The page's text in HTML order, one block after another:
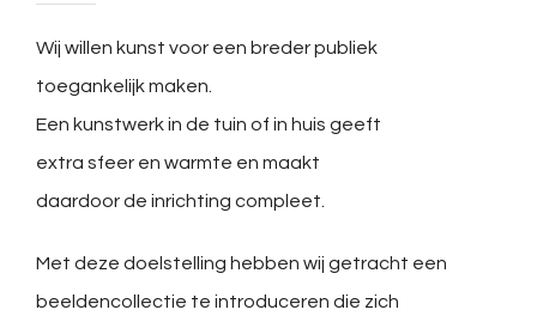
Wij willen kunst voor een breder publiek
toegankelijk maken.
Een kunstwerk in de tuin of in huis geeft
extra sfeer en warmte en maakt
daardoor de inrichting compleet.
Met deze doelstelling hebben wij getracht een
beeldencollectie te introduceren die zich